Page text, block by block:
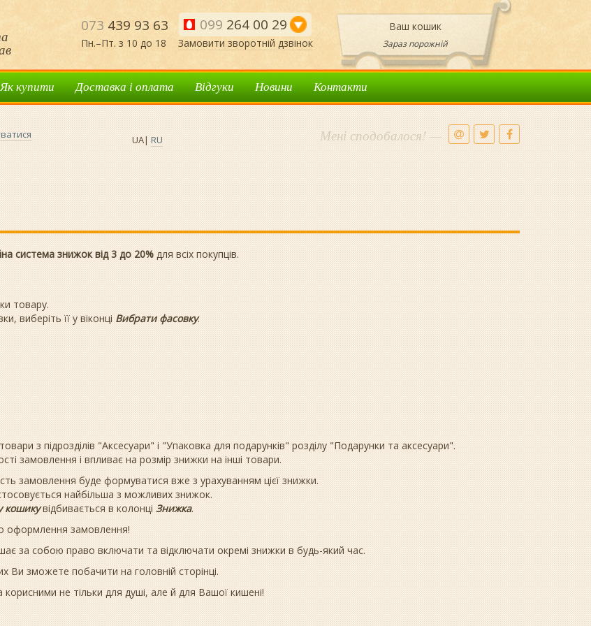
073 439 93 63 099 264 00 29
Пн.–Пт. з 10 до 18 Замовити зворотній дзвінок
Ваш кошик
Зараз порожній
Як купити Доставка і оплата Відгуки Новини Контакти
UA| RU Мені сподобалося! —
система знижок від 3 до 20% для всіх покупців.
товару.
виберіть її у віконці Вибрати фасовку.
з підрозділів "Аксесуари" і "Упаковка для подарунків" розділу "Подарунки та аксесуари".
замовлення і впливає на розмір знижки на інші товари.
замовлення буде формуватися вже з урахуванням цієї знижки.
найбільша з можливих знижок.
кошикувідбивається в колонці Знижка.
оформлення замовлення!
за собою право включати та відключати окремі знижки в будь-який час.
Ви зможете побачити на головній сторінці.
не тільки для душі, але й для Вашої кишені!